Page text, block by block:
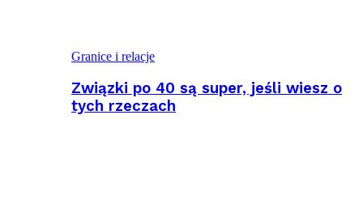
Granice i relacje
Związki po 40 są super, jeśli wiesz o
tych rzeczach